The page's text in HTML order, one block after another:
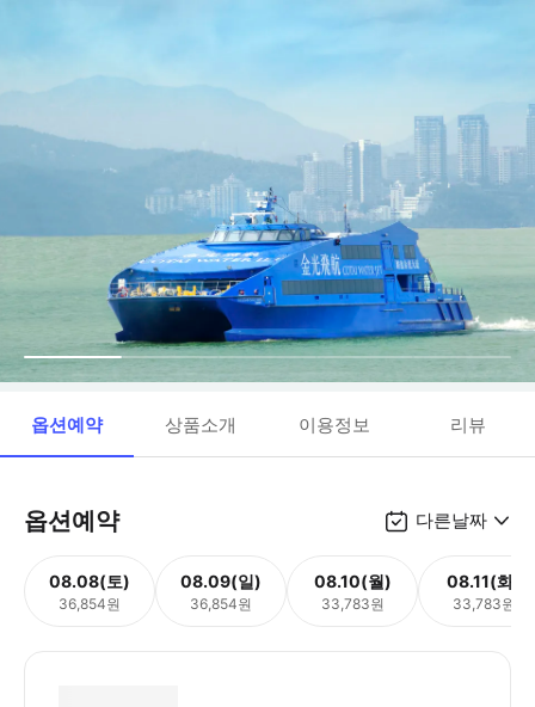
옵션예약 상품소개 이용정보 리뷰
옵션예약 다른날짜
08.08(토)
36,854원
08.09(일)
36,854원
08.10(월)
33,783원
08.11(화)
33,783원